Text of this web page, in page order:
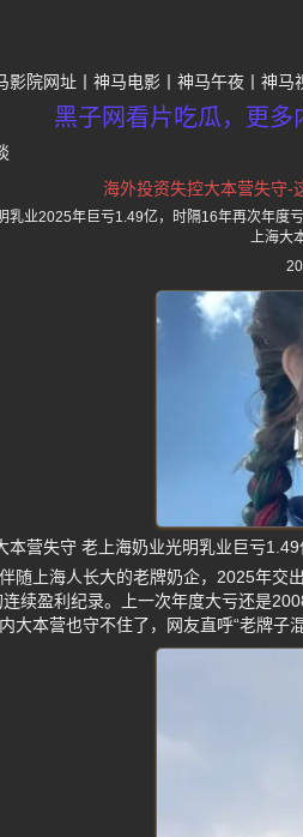
影院网址 神马电影 神马午夜 神马
黑子网看片吃瓜，更
海外投资失控大本营失守-
乳业2025年巨亏1.49亿，时隔16年再次年度
上海大
本营失守 老上海奶业光明乳业巨亏1.49
随上海人长大的老牌奶企，2025年交
续盈利纪录。上一次年度大亏还是
大本营也守不住了，网友直呼“老牌子